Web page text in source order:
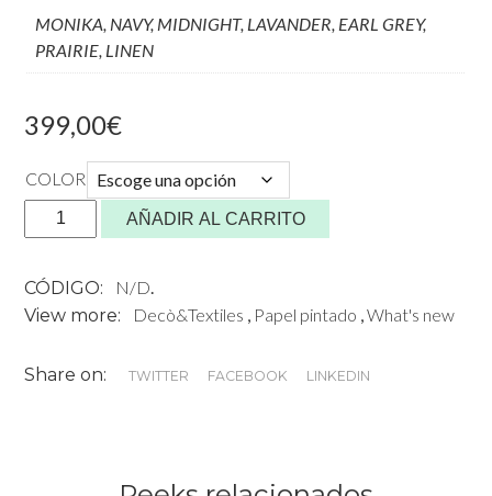
MONIKA, NAVY, MIDNIGHT, LAVANDER, EARL GREY,
PRAIRIE, LINEN
399,00€
COLOR
Papel
Pintado
de
Bien
cantidad
AÑADIR AL CARRITO
CÓDIGO: N/D.
View more:
Decò&Textiles , Papel pintado ,What's new
Share on: TWITTER FACEBOOK LINKEDIN